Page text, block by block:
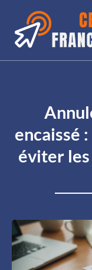
encaissé
éviter les